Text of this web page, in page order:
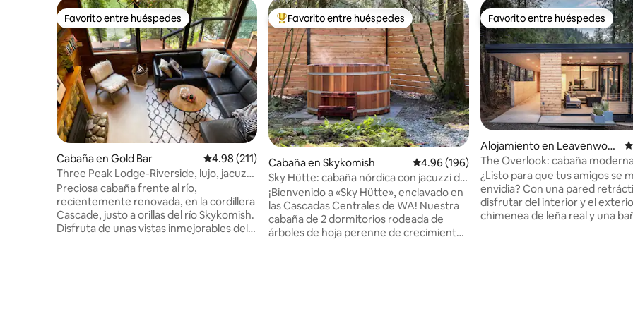
Favorito entre huéspedes
Favorito entre huéspedes
Cabaña en Gold Bar Calificación promedio: 4.98 de 5, 211 reseñas
4.98 (211)
Three Peak Lodge-Riverside, lujo, jacuzzi,
sauna, mascotas
Preciosa cabaña frente al río,
recientemente renovada, en la cordillera
Cascade, justo a orillas del río Skykomish.
Disfruta de unas vistas inmejorables del
Favorito entre huéspedes preferido
Favorito entre huéspedes
Cabaña en Skykomish Calificación promedio: 4.96 de 5, 196 reseñas
4.96 (196)
Sky Hütte: cabaña nórdica con jacuzzi de
madera de cedro
¡Bienvenido a «Sky Hütte», enclavado en
las Cascadas Centrales de WA! Nuestra
cabaña de 2 dormitorios rodeada de
árboles de hoja perenne de crecimiento
Favorito entre huéspedes
Favorito entre huéspedes
Alojamiento en Leavenwort
h
The Overlook: cabaña
Leavenworth
¿Listo para que tus amigos se
envidia? Con una pared
disfrutar del interior y el
chimenea de leña real y una